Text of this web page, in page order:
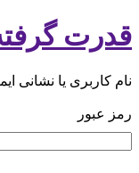
قدرت
نام کاربری یا نشانی
رمز عبور